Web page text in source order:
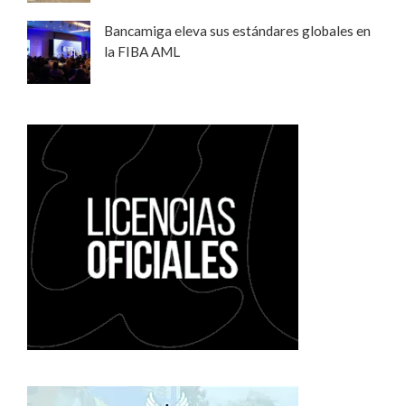
Bancamiga eleva sus estándares globales en
la FIBA AML